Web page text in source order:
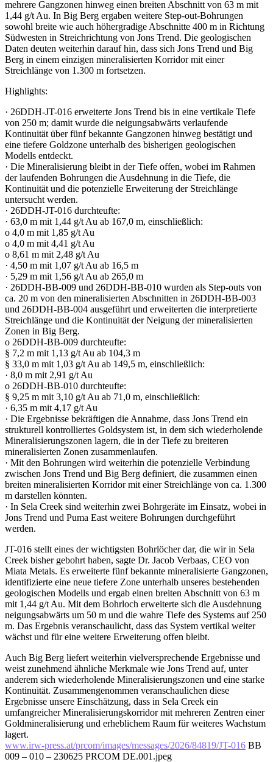
mehrere Gangzonen hinweg einen breiten Abschnitt von 63 m mit
1,44 g/t Au. In Big Berg ergaben weitere Step-out-Bohrungen
sowohl breite wie auch höhergradige Abschnitte 400 m in Richtung
Südwesten in Streichrichtung von Jons Trend. Die geologischen
Daten deuten weiterhin darauf hin, dass sich Jons Trend und Big
Berg in einem einzigen mineralisierten Korridor mit einer
Streichlänge von 1.300 m fortsetzen.
Highlights:
· 26DDH-JT-016 erweiterte Jons Trend bis in eine vertikale Tiefe
von 250 m; damit wurde die neigungsabwärts verlaufende
Kontinuität über fünf bekannte Gangzonen hinweg bestätigt und
eine tiefere Goldzone unterhalb des bisherigen geologischen
Modells entdeckt.
· Die Mineralisierung bleibt in der Tiefe offen, wobei im Rahmen
der laufenden Bohrungen die Ausdehnung in die Tiefe, die
Kontinuität und die potenzielle Erweiterung der Streichlänge
untersucht werden.
· 26DDH-JT-016 durchteufte:
· 63,0 m mit 1,44 g/t Au ab 167,0 m, einschließlich:
o 4,0 m mit 1,85 g/t Au
o 4,0 m mit 4,41 g/t Au
o 8,61 m mit 2,48 g/t Au
· 4,50 m mit 1,07 g/t Au ab 16,5 m
· 5,29 m mit 1,56 g/t Au ab 265,0 m
· 26DDH-BB-009 und 26DDH-BB-010 wurden als Step-outs von
ca. 20 m von den mineralisierten Abschnitten in 26DDH-BB-003
und 26DDH-BB-004 ausgeführt und erweiterten die interpretierte
Streichlänge und die Kontinuität der Neigung der mineralisierten
Zonen in Big Berg.
o 26DDH-BB-009 durchteufte:
§ 7,2 m mit 1,13 g/t Au ab 104,3 m
§ 33,0 m mit 1,03 g/t Au ab 149,5 m, einschließlich:
· 8,0 m mit 2,91 g/t Au
o 26DDH-BB-010 durchteufte:
§ 9,25 m mit 3,10 g/t Au ab 71,0 m, einschließlich:
· 6,35 m mit 4,17 g/t Au
· Die Ergebnisse bekräftigen die Annahme, dass Jons Trend ein
strukturell kontrolliertes Goldsystem ist, in dem sich wiederholende
Mineralisierungszonen lagern, die in der Tiefe zu breiteren
mineralisierten Zonen zusammenlaufen.
· Mit den Bohrungen wird weiterhin die potenzielle Verbindung
zwischen Jons Trend und Big Berg definiert, die zusammen einen
breiten mineralisierten Korridor mit einer Streichlänge von ca. 1.300
m darstellen könnten.
· In Sela Creek sind weiterhin zwei Bohrgeräte im Einsatz, wobei in
Jons Trend und Puma East weitere Bohrungen durchgeführt
werden.
JT-016 stellt eines der wichtigsten Bohrlöcher dar, die wir in Sela
Creek bisher gebohrt haben, sagte Dr. Jacob Verbaas, CEO von
Miata Metals. Es erweiterte fünf bekannte mineralisierte Gangzonen,
identifizierte eine neue tiefere Zone unterhalb unseres bestehenden
geologischen Modells und ergab einen breiten Abschnitt von 63 m
mit 1,44 g/t Au. Mit dem Bohrloch erweiterte sich die Ausdehnung
neigungsabwärts um 50 m und die wahre Tiefe des Systems auf 250
m. Das Ergebnis veranschaulicht, dass das System vertikal weiter
wächst und für eine weitere Erweiterung offen bleibt.
Auch Big Berg liefert weiterhin vielversprechende Ergebnisse und
weist zunehmend ähnliche Merkmale wie Jons Trend auf, unter
anderem sich wiederholende Mineralisierungszonen und eine starke
Kontinuität. Zusammengenommen veranschaulichen diese
Ergebnisse unsere Einschätzung, dass in Sela Creek ein
umfangreicher Mineralisierungskorridor mit mehreren Zentren einer
Goldmineralisierung und erheblichem Raum für weiteres Wachstum
lagert.
www.irw-press.at/prcom/images/messages/2026/84819/JT-016 BB
009 – 010 – 230625 PRCOM DE.001.jpeg